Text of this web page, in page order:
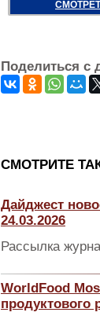
Поделиться с
CМОТРИТЕ
Дайджест
24.03.2026
Рассылка
WorldFood
продуктового